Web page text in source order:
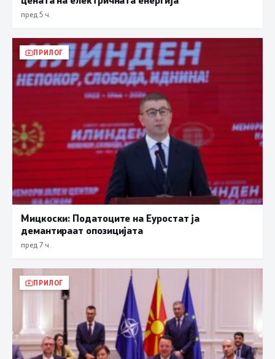
пред 5 ч.
ПРИЛОГ
Мицкоски: Податоците на Еуростат ја
демантираат опозицијата
пред 7 ч.
ПРИЛОГ